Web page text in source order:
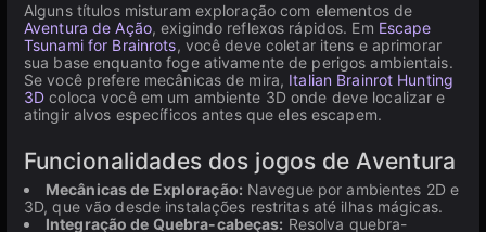
Alguns títulos misturam exploração com elementos de
Aventura de Ação, exigindo reflexos rápidos. Em Escape
Tsunami for Brainrots, você deve coletar itens e aprimorar
sua base enquanto foge ativamente de perigos ambientais.
Se você prefere mecânicas de mira, Italian Brainrot Hunting
3D coloca você em um ambiente 3D onde deve localizar e
atingir alvos específicos antes que eles escapem.
Funcionalidades dos jogos de Aventura
Mecânicas de Exploração: Navegue por ambientes 2D e
3D, que vão desde instalações restritas até ilhas mágicas.
Integração de Quebra-cabeças: Resolva quebra-